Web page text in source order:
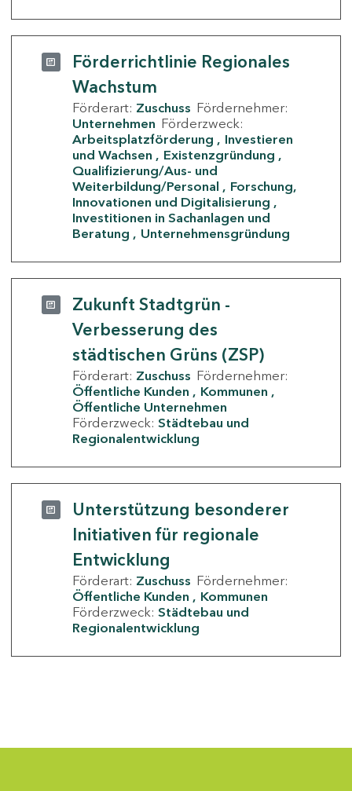
Förderrichtlinie Regionales
Wachstum
Förderart: Zuschuss Fördernehmer:
Unternehmen Förderzweck:
Arbeitsplatzförderung
Investieren
und Wachsen
Existenzgründung
Qualifizierung/Aus- und
Weiterbildung/Personal
Forschung,
Innovationen und Digitalisierung
Investitionen in Sachanlagen und
Beratung
Unternehmensgründung
Zukunft Stadtgrün -
Verbesserung des
städtischen Grüns (ZSP)
Förderart: Zuschuss Fördernehmer:
Öffentliche Kunden
Kommunen
Öffentliche Unternehmen
Förderzweck: Städtebau und
Regionalentwicklung
Unterstützung besonderer
Initiativen für regionale
Entwicklung
Förderart: Zuschuss Fördernehmer:
Öffentliche Kunden
Kommunen
Förderzweck: Städtebau und
Regionalentwicklung